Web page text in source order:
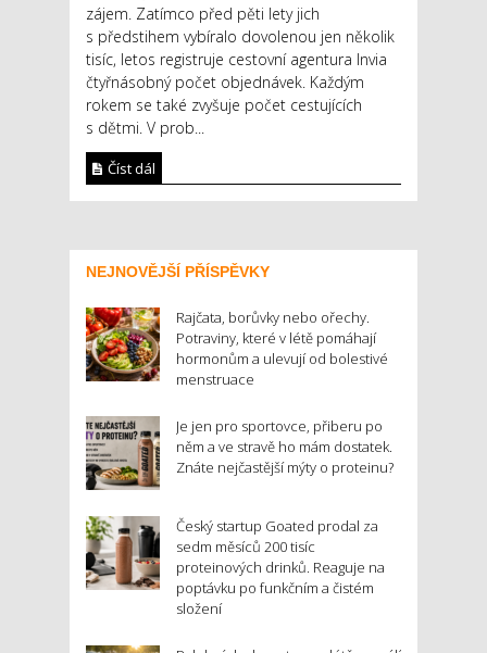
zájem. Zatímco před pěti lety jich
s předstihem vybíralo dovolenou jen několik
tisíc, letos registruje cestovní agentura Invia
čtyřnásobný počet objednávek. Každým
rokem se také zvyšuje počet cestujících
s dětmi. V prob...
Číst dál
NEJNOVĚJŠÍ PŘÍSPĚVKY
Rajčata, borůvky nebo ořechy.
Potraviny, které v létě pomáhají
hormonům a ulevují od bolestivé
menstruace
Je jen pro sportovce, přiberu po
něm a ve stravě ho mám dostatek.
Znáte nejčastější mýty o proteinu?
Český startup Goated prodal za
sedm měsíců 200 tisíc
proteinových drinků. Reaguje na
poptávku po funkčním a čistém
složení